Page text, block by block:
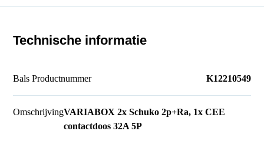
Technische informatie
Bals Productnummer K12210549
OmschrijvingVARIABOX 2x Schuko 2p+Ra, 1x CEE
contactdoos 32A 5P